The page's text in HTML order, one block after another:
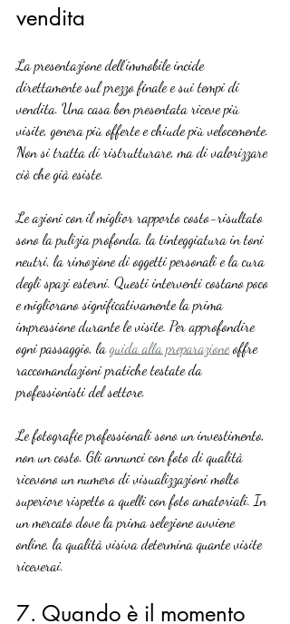
vendita
La presentazione dell’immobile incide
direttamente sul prezzo finale e sui tempi di
vendita. Una casa ben presentata riceve più
visite, genera più offerte e chiude più velocemente.
Non si tratta di ristrutturare, ma di valorizzare
ciò che già esiste.
Le azioni con il miglior rapporto costo-risultato
sono la pulizia profonda, la tinteggiatura in toni
neutri, la rimozione di oggetti personali e la cura
degli spazi esterni. Questi interventi costano poco
e migliorano significativamente la prima
impressione durante le visite. Per approfondire
ogni passaggio, la guida alla preparazione offre
raccomandazioni pratiche testate da
professionisti del settore.
Le fotografie professionali sono un investimento,
non un costo. Gli annunci con foto di qualità
ricevono un numero di visualizzazioni molto
superiore rispetto a quelli con foto amatoriali. In
un mercato dove la prima selezione avviene
online, la qualità visiva determina quante visite
riceverai.
7. Quando è il momento